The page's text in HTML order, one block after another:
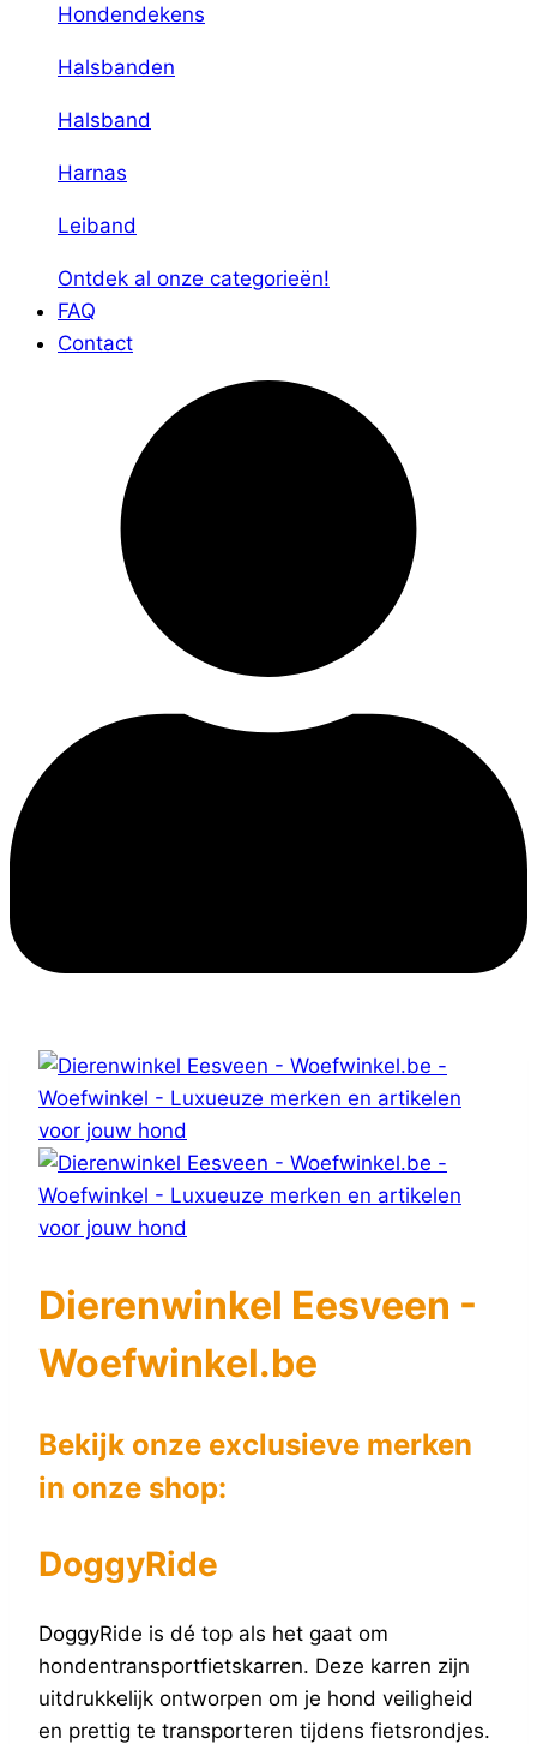
Hondendekens
Halsbanden
Halsband
Harnas
Leiband
Ontdek al onze categorieën!
FAQ
Contact
Dierenwinkel Eesveen -
Woefwinkel.be
Bekijk onze exclusieve merken
in onze shop:
DoggyRide
DoggyRide is dé top als het gaat om
hondentransportfietskarren. Deze karren zijn
uitdrukkelijk ontworpen om je hond veiligheid
en prettig te transporteren tijdens fietsrondjes.